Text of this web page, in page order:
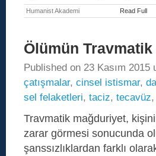
Humanist Akademi Read Full
Ölümün Travmatik
Published on 23 Kasım 2015
çatışmalar, cinsel istismar,
sel felaketleri, taciz, tecavüz,
Travmatik mağduriyet,
zarar görmesi sonucunda
şanssızlıklardan farklı